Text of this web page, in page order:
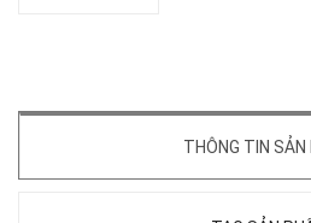
THÔNG TIN SẢN